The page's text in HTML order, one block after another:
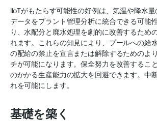
IIoTがもたらす可能性の好例は、気温や降水
データをプラント管理分析に統合できる可能
り、水配分と廃水処理を劇的に改善するため
れます。これらの知見により、プールへの給
の配給の禁止を宣言または解除するためのよ
チが可能になります。保全努力を改善するこ
のかかる生産能力の拡大を回避できます。中
れを可能にします。
基礎を築く